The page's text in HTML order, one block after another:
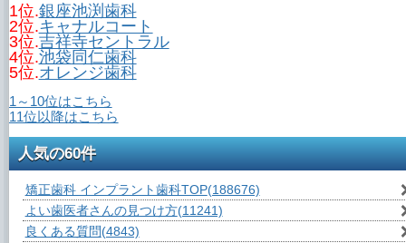
1位.銀座池渕歯科
2位.キャナルコート
3位.吉祥寺セントラル
4位.池袋同仁歯科
5位.オレンジ歯科
1～10位はこちら
11位以降はこちら
人気の60件
矯正歯科 インプラント歯科TOP(188676)
よい歯医者さんの見つけ方(11241)
良くある質問(4843)